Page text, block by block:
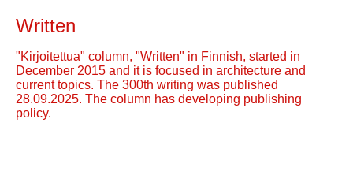
Written
"Kirjoitettua" column, "Written" in Finnish, started in
December 2015 and it is focused in architecture and
current topics. The 300th writing was published
28.09.2025. The column has developing publishing
policy.